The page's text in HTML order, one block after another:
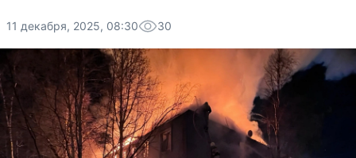
11 декабря, 2025, 08:30 30